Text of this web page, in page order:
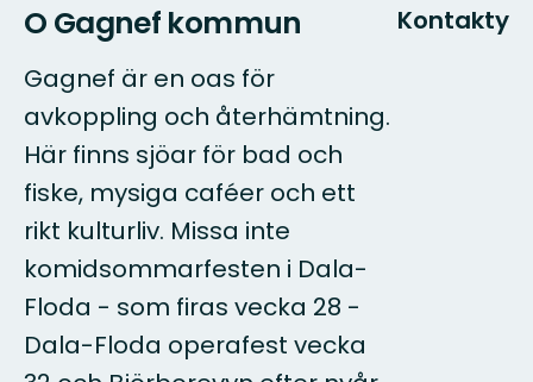
O Gagnef kommun
Gagnef är en oas för
avkoppling och återhämtning.
Här finns sjöar för bad och
fiske, mysiga caféer och ett
rikt kulturliv. Missa inte
komidsommarfesten i Dala-
Floda - som firas vecka 28 -
Dala-Floda operafest vecka
Kontakty